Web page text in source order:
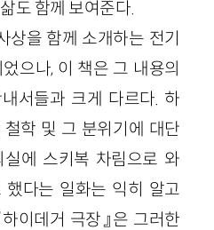
도 함께 보여준다.
상을 함께 소개하는 전기
으나, 이 책은 그 내용의
서들과 크게 다르다. 하
학 및 그 분위기에 대단
에 스키복 차림으로 와
다는 일화는 익히 알고
이데거 극장』은 그러한